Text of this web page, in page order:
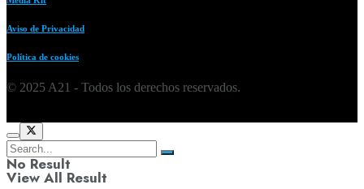
Aviso de Privacidad
Política de cookies
© 2025 A21 - Todos los derechos reservados.
No Result
View All Result